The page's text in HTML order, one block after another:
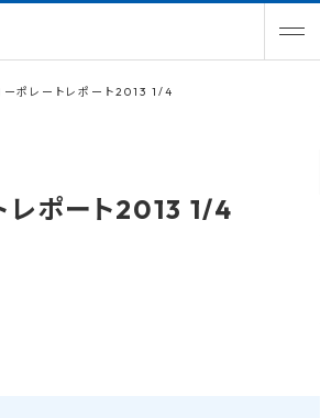
ーポレートレポート2013 1/4
レポート2013 1/4